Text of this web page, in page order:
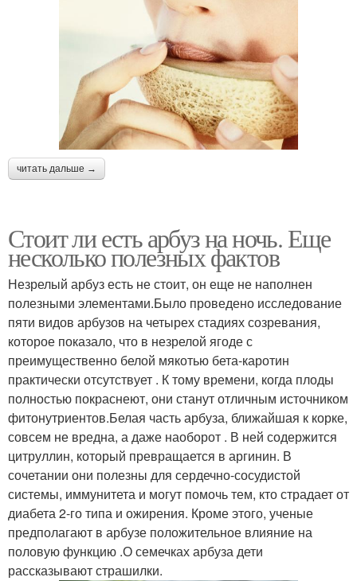
читать дальше →
Стоит ли есть арбуз на ночь. Еще
несколько полезных фактов
Незрелый арбуз есть не стоит, он еще не наполнен
полезными элементами.Было проведено исследование
пяти видов арбузов на четырех стадиях созревания,
которое показало, что в незрелой ягоде с
преимущественно белой мякотью бета-каротин
практически отсутствует . К тому времени, когда плоды
полностью покраснеют, они станут отличным источником
фитонутриентов.Белая часть арбуза, ближайшая к корке,
совсем не вредна, а даже наоборот . В ней содержится
цитруллин, который превращается в аргинин. В
сочетании они полезны для сердечно-сосудистой
системы, иммунитета и могут помочь тем, кто страдает от
диабета 2-го типа и ожирения. Кроме этого, ученые
предполагают в арбузе положительное влияние на
половую функцию .О семечках арбуза дети
рассказывают страшилки.